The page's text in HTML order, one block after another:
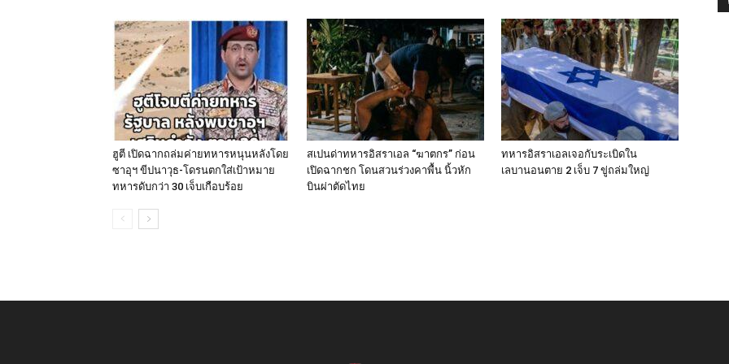
ฮูตี เปิดฉากถล่มค่ายทหารหนุนหลังโดย
ซาอุฯ ขีปนาวุธ-โดรนตกใส่เป้าหมาย
ทหารดับกว่า 30 เจ็บเกือบร้อย
สเปนด่าทหารอิสราเอล “ฆาตกร” ก่อน
เปิดฉากชก โดนสวนร่วงคาพื้น นิ้วหัก
บินผ่าตัดไทย
ทหารอิสราเอลเจอกับระเบิดใน
เลบานอนตาย 2 เจ็บ 7 ขู่ถล่มใหญ่